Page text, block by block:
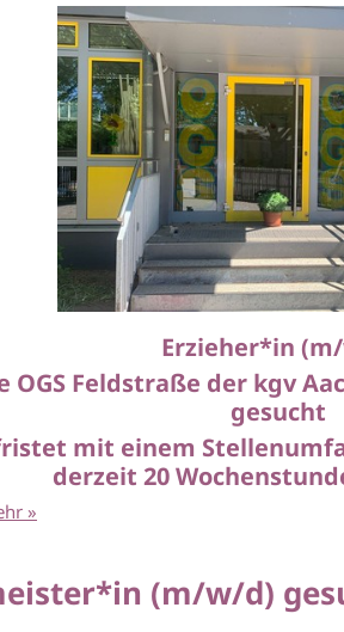
Erzieher*in
OGS Feldstraße der kgv
gesucht
mit einem
derzeit 20
»
(m/w/d)